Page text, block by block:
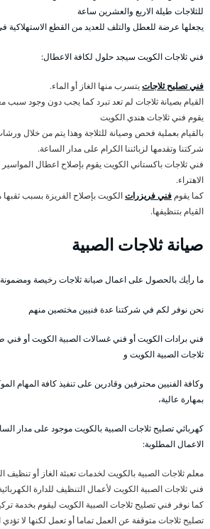
للثلاجات طيلة الاربع والعشرين ساعة
يجعلها عرضة للعطل والتلف للعديد من القطع الاستهلاكية
فني ثلاجات الكويت سيجد حلول لكافة الاعطال:
فني تصليح ثلاجاتيتسرب منها الغاز أو الماء.
القيام بصيانة ثلاجات لم تعد تبرد كما يجب دون وجود
يقوم فني ثلاجات هندي الكويت
بالقيام بعملية فحص وصيانة للثلاجة وهذا يتم من خلال
شركتنا وتقدمها لزبائننا الكرام على مدار الساعة.
فني ثلاجات باكستاني الكويت يقوم بإصلاح اعطال المواسير
الاهتراء.
كما يقوم فني فريزراتالكويت بإصلاح الفريزة بسبب
القيام بتنظيفها.
صيانة ثلاجات الصبية
ما رأيك بالحصول على اعمال صيانة ثلاجات رخيصة
نحن نوفر لكم في شركتنا عدة فنيين مختصين منهم
فني برادات الكويت أو فني غسالات الصبية الكويت أو فني
ثلاجات الصبية الكويت و
وكافة الفنيين محترفين وقادرين على تنفيذ كافة المهام
بمهارة عالية،
كهربائي تصليح ثلاجات الصبية بالكويت موجود على مدار
الاعمال المطلوبة:
معلم ثلاجات الصبية بالكويت لخدمات تعبئة الغاز أو تنظيف
فني ثلاجات الصبية الكويت لأعمال التنظيف للدارة
كما نوفر فني تصليح ثلاجات الصبية الكويت ليقوم بخدمة
تصليح ثلاجات متوقفة عن العمل تماما أو تعمل لكنها لا